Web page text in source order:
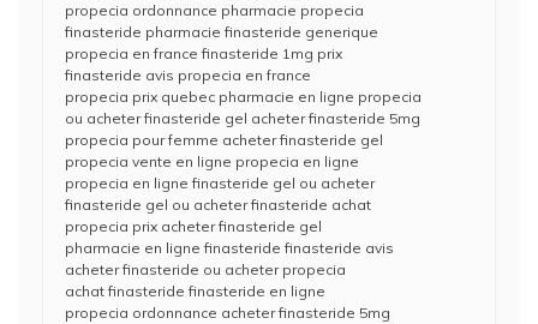
propecia ordonnance pharmacie propecia
finasteride pharmacie finasteride generique
propecia en france finasteride 1mg prix
finasteride avis propecia en france
propecia prix quebec pharmacie en ligne propecia
ou acheter finasteride gel acheter finasteride 5mg
propecia pour femme acheter finasteride gel
propecia vente en ligne propecia en ligne
propecia en ligne finasteride gel ou acheter
finasteride gel ou acheter finasteride achat
propecia prix acheter finasteride gel
pharmacie en ligne finasteride finasteride avis
acheter finasteride ou acheter propecia
achat finasteride finasteride en ligne
propecia ordonnance acheter finasteride 5mg